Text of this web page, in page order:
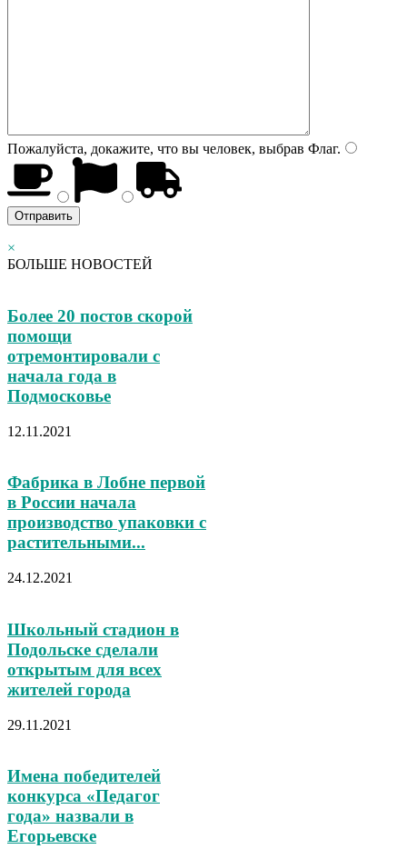
Пожалуйста, докажите, что вы человек, выбрав Флаг.
×
БОЛЬШЕ НОВОСТЕЙ
Более 20 постов скорой
помощи
отремонтировали с
начала года в
Подмосковье
12.11.2021
Фабрика в Лобне первой
в России начала
производство упаковки с
растительными...
24.12.2021
Школьный стадион в
Подольске сделали
открытым для всех
жителей города
29.11.2021
Имена победителей
конкурса «Педагог
года» назвали в
Егорьевске